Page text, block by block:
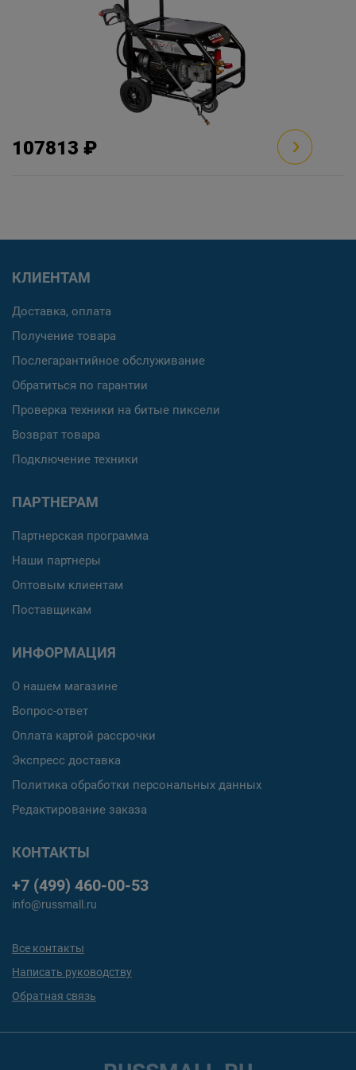
107813 ₽
КЛИЕНТАМ
Доставка, оплата
Получение товара
Послегарантийное обслуживание
Обратиться по гарантии
Проверка техники на битые пиксели
Возврат товара
Подключение техники
ПАРТНЕРАМ
Партнерская программа
Наши партнеры
Оптовым клиентам
Поставщикам
ИНФОРМАЦИЯ
О нашем магазине
Вопрос-ответ
Оплата картой рассрочки
Экспресс доставка
Политика обработки персональных данных
Редактирование заказа
КОНТАКТЫ
+7 (499) 460-00-53
info@russmall.ru
Все контакты
Написать руководству
Обратная связь